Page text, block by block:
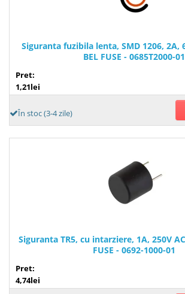
Siguranta fuzibila lenta, SMD 1206, 2A,
BEL FUSE - 0685T2000-01
Pret:
1,21lei
În stoc (3-4 zile)
Siguranta TR5, cu intarziere, 1A, 250V
FUSE - 0692-1000-01
Pret:
4,74lei